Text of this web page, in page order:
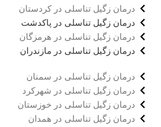
درمان زگیل تناسلی در کردستان
درمان زگیل تناسلی در پاکدشت
درمان زگیل تناسلی در هرمزگان
درمان زگیل تناسلی در مازندران
درمان زگیل تناسلی در سمنان
درمان زگیل تناسلی در شهرکرد
درمان زگیل تناسلی در خوزستان
درمان زگیل تناسلی در همدان